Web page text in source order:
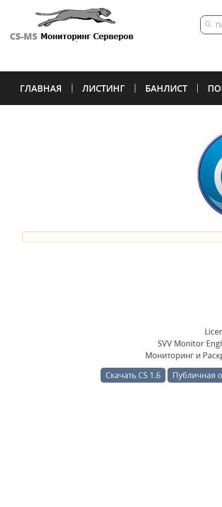
ГЛАВНАЯ ЛИСТИНГ БАНЛИСТ
SVV Monitor
Мониторинг и
Скачать CS 1.6
Публичная